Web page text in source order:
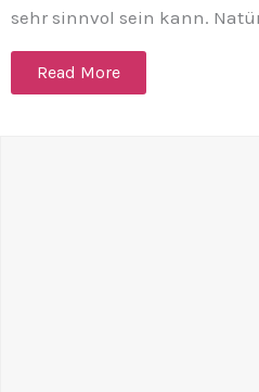
sehr sinnvol sein kann.
Read More